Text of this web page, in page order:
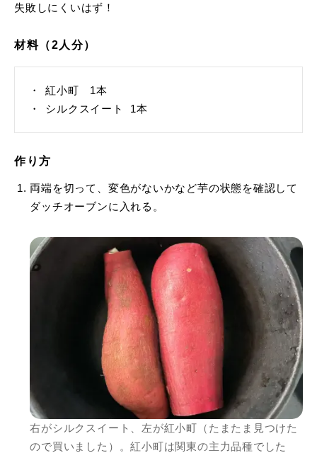
失敗しにくいはず！
材料（2人分）
紅小町 1本
シルクスイート 1本
作り方
両端を切って、変色がないかなど芋の状態を確認して
ダッチオーブンに入れる。
右がシルクスイート、左が紅小町（たまたま見つけた
ので買いました）。紅小町は関東の主力品種でした